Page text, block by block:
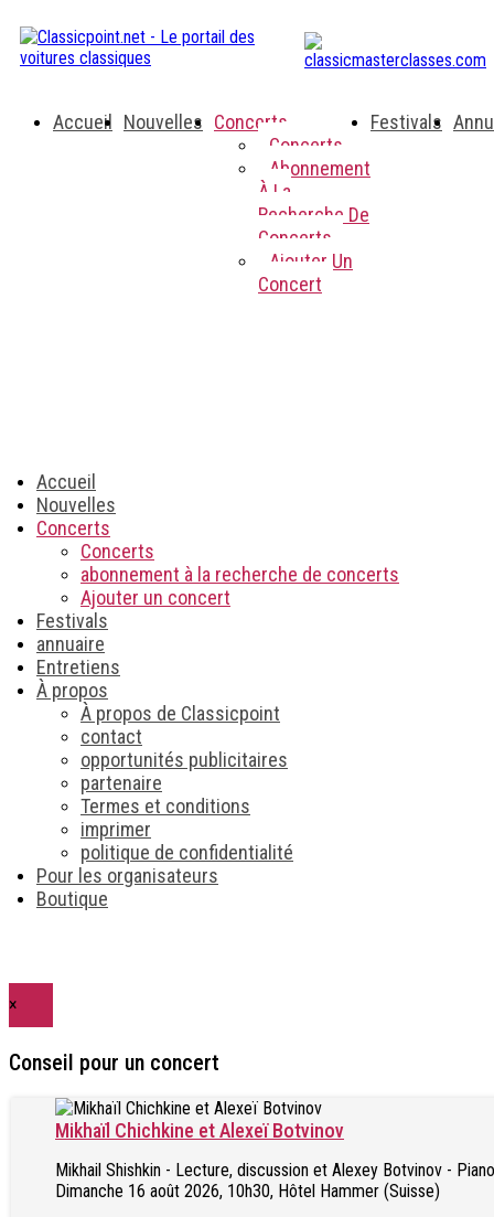
Accueil Nouvelles Concerts
Concerts
Abonnement
À La
Recherche De
Concerts
Ajouter Un
Concert
Festivals
Accueil
Nouvelles
Concerts
Concerts
abonnement à la recherche de concerts
Ajouter un concert
Festivals
annuaire
Entretiens
À propos
À propos de Classicpoint
contact
opportunités publicitaires
partenaire
Termes et conditions
imprimer
politique de confidentialité
Pour les organisateurs
Boutique
×
Conseil pour un concert
Mikhaïl Chichkine et Alexeï Botvinov
Mikhail Shishkin - Lecture, discussion et Alexey Botvinov - Piano
Dimanche 16 août 2026, 10h30, Hôtel Hammer (Suisse)